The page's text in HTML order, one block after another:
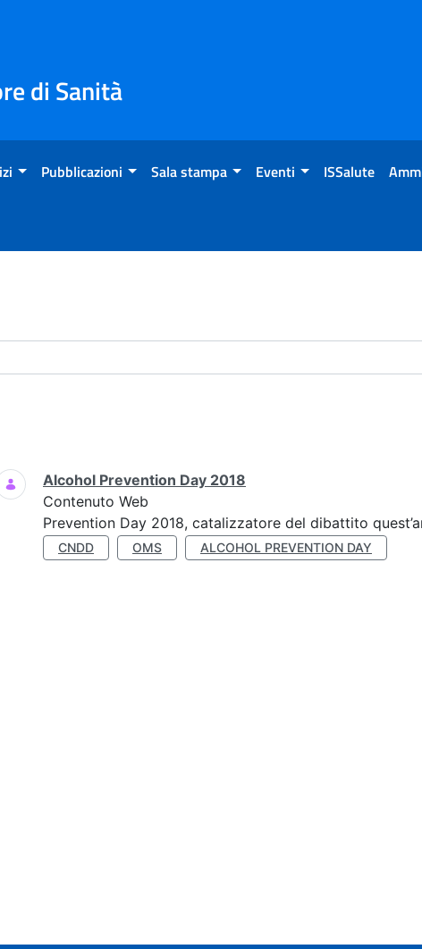
di Sanità
Pubblicazioni Sala stampa Eventi ISSalute
Alcohol Prevention Day 2018
Contenuto Web
Prevention Day 2018, catalizzatore del dibattito
CNDD OMS ALCOHOL PREVENTION DAY